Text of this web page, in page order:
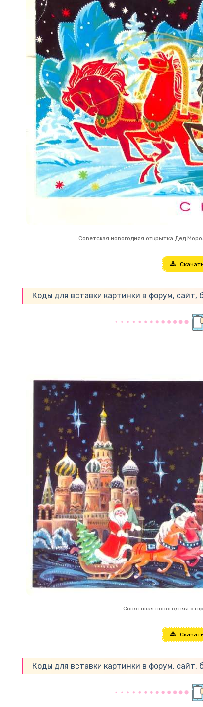
Советская новогодняя открытка Дед
Коды для вставки картинки в форум, сайт,
Советская новогодняя
Коды для вставки картинки в форум, сайт,